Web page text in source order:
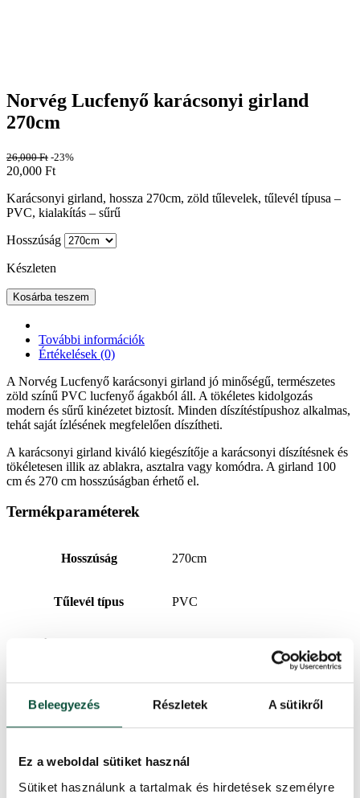
Beleegyezés Részletek A sütikről
Ez a weboldal sütiket használ
Sütiket használunk a tartalmak és hirdetések személyre
Norvég Lucfenyő karácsonyi girland
270cm
26,000Ft -23%
20,000 Ft
Karácsonyi girland, hossza 270cm, zöld tűlevelek, tűlevél típusa –
PVC, kialakítás – sűrű
Hosszúság
Készleten
Kosárba teszem
További információk
Értékelések (0)
A Norvég Lucfenyő karácsonyi girland jó minőségű, természetes
zöld színű PVC lucfenyő ágakból áll. A tökéletes kidolgozás
modern és sűrű kinézetet biztosít. Minden díszítéstípushoz alkalmas,
tehát saját ízlésének megfelelően díszítheti.
A karácsonyi girland kiváló kiegészítője a karácsonyi díszítésnek és
tökéletesen illik az ablakra, asztalra vagy komódra. A girland 100
cm és 270 cm hosszúságban érhető el.
Termékparaméterek
Hosszúság 270cm
Tűlevél típus PVC
3D ágak száma 0